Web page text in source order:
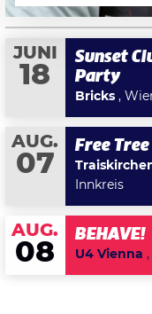
JUNI
18
Sunset
Party
Bricks ,
AUG.
07
Free
Innkreis
AUG.
08
BEHAVE!
U4 Vienna